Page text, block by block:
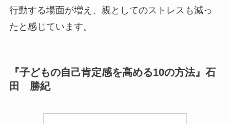
行動する場面が増え、親としてのストレスも減っ
たと感じています。
『子どもの自己肯定感を高める10の方法』石
田 勝紀